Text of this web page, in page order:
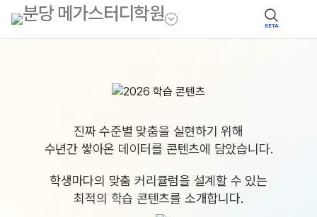
BETA
진짜 수준별 맞춤을 실현하기 위해
수년간 쌓아온 데이터를 콘텐츠에 담았습니다.
학생마다의 맞춤 커리큘럼을 설계할 수 있는
최적의 학습 콘텐츠를 소개합니다.